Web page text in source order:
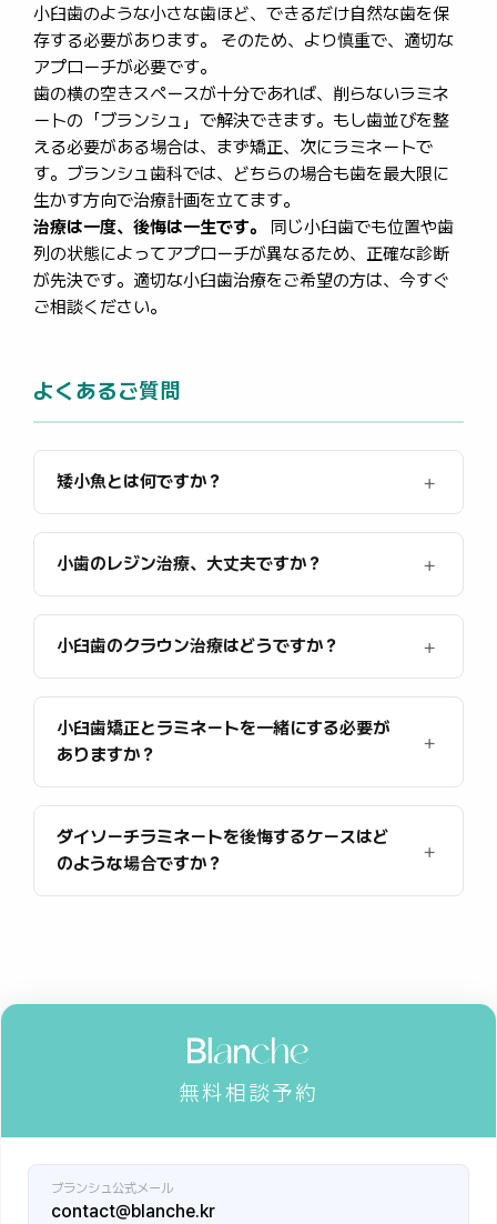
小臼歯のような小さな歯ほど、できるだけ自然な歯を保
存する必要があります。 そのため、より慎重で、適切な
アプローチが必要です。
歯の横の空きスペースが十分であれば、削らないラミネ
ートの「ブランシュ」で解決できます。もし歯並びを整
える必要がある場合は、まず矯正、次にラミネートで
す。ブランシュ歯科では、どちらの場合も歯を最大限に
生かす方向で治療計画を立てます。
治療は一度、後悔は一生です。
同じ小臼歯でも位置や歯
列の状態によってアプローチが異なるため、正確な診断
が先決です。適切な小臼歯治療をご希望の方は、今すぐ
ご相談ください。
よくあるご質問
矮小魚とは何ですか？
小歯のレジン治療、大丈夫ですか？
小臼歯のクラウン治療はどうですか？
小臼歯矯正とラミネートを一緒にする必要が
ありますか？
ダイソーチラミネートを後悔するケースはど
のような場合ですか？
無料相談予約
ブランシュ公式メール
contact@blanche.kr